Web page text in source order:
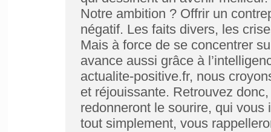
Notre ambition ? Offrir un
négatif. Les faits divers, les
Mais à force de se concentrer
avance aussi grâce à
actualite-positive.fr, nous
et réjouissante. Retrouvez
redonneront le sourire, qui
tout simplement, vous